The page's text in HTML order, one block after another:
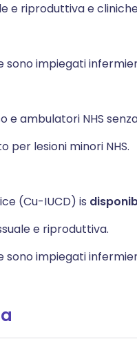
e riproduttiva e
sono impiegati
e ambulatori NHS
per lesioni minori NHS.
(Cu-IUCD) is
e riproduttiva.
sono impiegati